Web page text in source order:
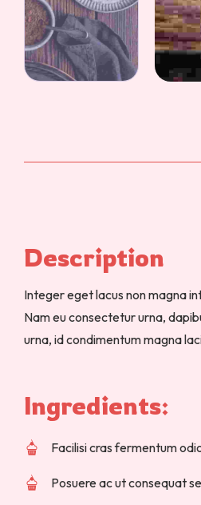
Description
Integer eget lacus non magna
Nam eu consectetur urna,
urna, id condimentum magna
Ingredients:
Facilisi cras fermentum
Posuere ac ut consequat